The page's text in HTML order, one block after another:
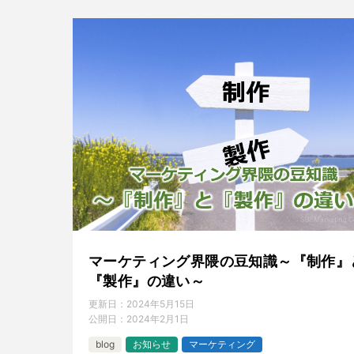
マーケティング界隈の豆知識～『制作』
『製作』の違い～
更新日： 2024年5月15日
公開日： 2024年2月1日
blog お知らせ マーケティング